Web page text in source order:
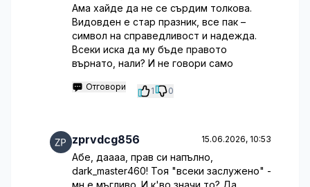
Ама хайде да не се сърдим толкова.
Видовден е стар празник, все пак –
символ на справедливост и надежда.
Всеки иска да му бъде правото
върнато, нали? И не говори само
Отговори 1 0
zprvdcg856 15.06.2026, 10:53
Абе, даааа, прав си напълно,
dark_master460! Тоя "всеки заслужено" -
мн е мъгливо. И к'во значи то? Да